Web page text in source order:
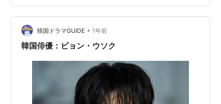
ていたんだけど中々見る気がしなかったんですよね。タ
イトルからして想像つかないし、そもそもドラマのサム
ネが2人とも制服だったので学園ドラマ？若い子向け？と
思ってたんです。よく見たらソンジェ…
韓国ドラマGUIDE • 1年前
韓国俳優：ビョン・ウソク